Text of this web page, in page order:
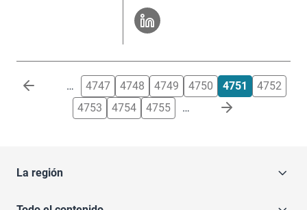
Paginación … 4747 4748 4749 4750 4751
4752
4753
4754 4755 …
La región